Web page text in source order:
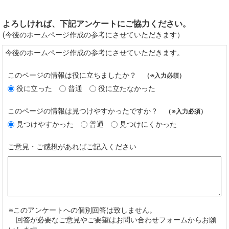
よろしければ、下記アンケートにご協力ください。
(今後のホームページ作成の参考にさせていただきます）
今後のホームページ作成の参考にさせていただきます。
このページの情報は役に立ちましたか？ （※入力必須）
役に立った 普通 役に立たなかった
このページの情報は見つけやすかったですか？ （※入力必須）
見つけやすかった 普通 見つけにくかった
ご意見・ご感想があればご記入ください
※このアンケートへの個別回答は致しません。
回答が必要なご意見やご要望はお問い合わせフォームからお願